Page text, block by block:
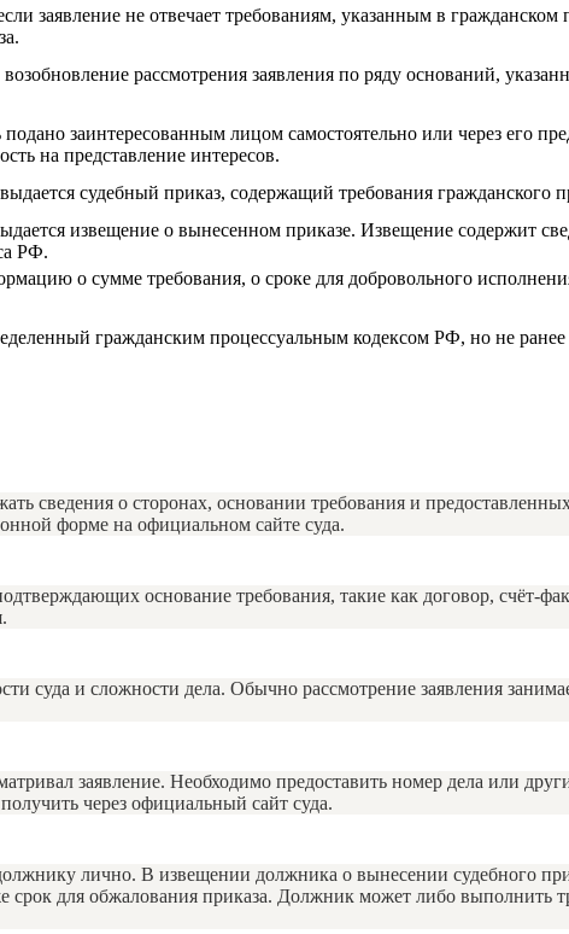
заявление не отвечает требованиям, указанным в
рассмотрения заявления по ряду оснований,
заинтересованным лицом самостоятельно или через его
на представление интересов.
судебный приказ, содержащий требования гражданского
извещение о вынесенном приказе. Извещение содержит
РФ.
о сумме требования, о сроке для добровольного
гражданским процессуальным кодексом РФ, но не ранее
сведения о сторонах, основании требования и
форме на официальном сайте суда.
основание требования, такие как договор, счёт-
суда и сложности дела. Обычно рассмотрение заявления
заявление. Необходимо предоставить номер дела или
через официальный сайт суда.
лично. В извещении должника о вынесении судебного
срок для обжалования приказа. Должник может либо выполнить